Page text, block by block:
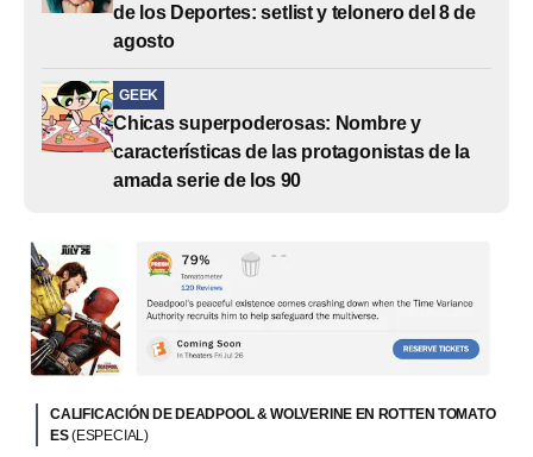
de los Deportes: setlist y telonero del 8 de
agosto
GEEK
Chicas superpoderosas: Nombre y
características de las protagonistas de la
amada serie de los 90
CALIFICACIÓN DE DEADPOOL & WOLVERINE EN ROTTEN TOMATO
ES(ESPECIAL)